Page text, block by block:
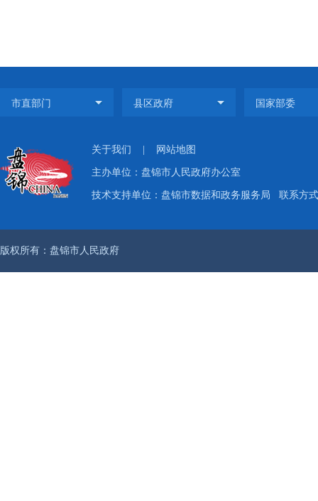
关于我们 网站地图
主办单位：盘锦市人民政府办公室
技术支持单位：盘锦市数据和政务服务局 联系方
版权所有：盘锦市人民政府